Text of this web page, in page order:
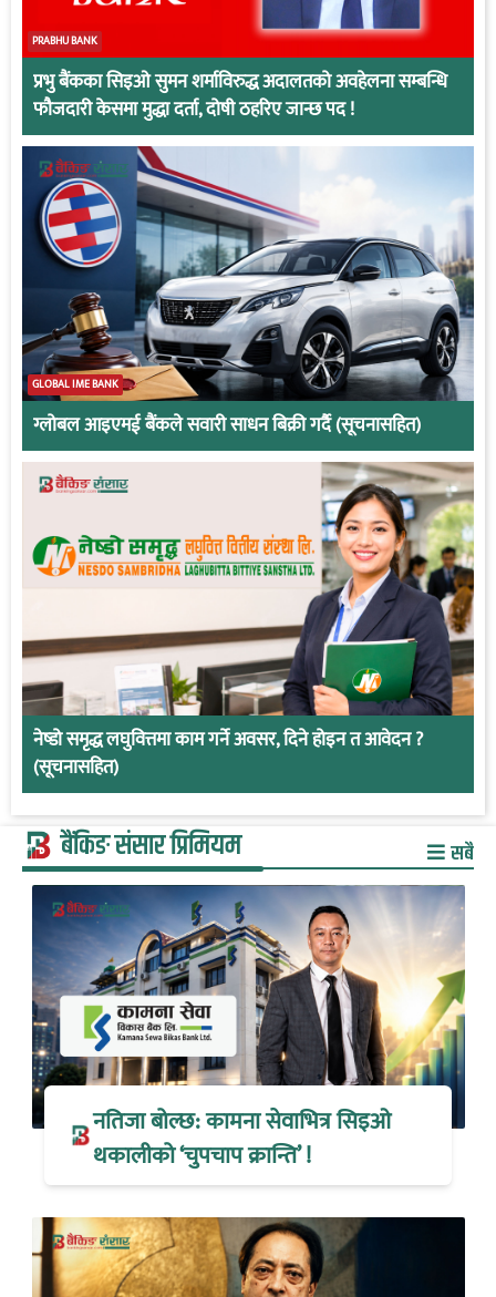
PRABHU BANK
प्रभु बैंकका सिइओ सुमन शर्माविरुद्ध अदालतको अवहेलना सम्बन्धि
फौजदारी केसमा मुद्धा दर्ता, दोषी ठहरिए जान्छ पद !
GLOBAL IME BANK
ग्लोबल आइएमई बैंकले सवारी साधन बिक्री गर्दै (सूचनासहित)
नेष्डो समृद्ध लघुवित्तमा काम गर्ने अवसर, दिने होइन त आवेदन ?
(सूचनासहित)
बैंकिङ संसार प्रिमियम सबै
नतिजा बोल्छ: कामना सेवाभित्र सिइओ
थकालीको ‘चुपचाप क्रान्ति’ !